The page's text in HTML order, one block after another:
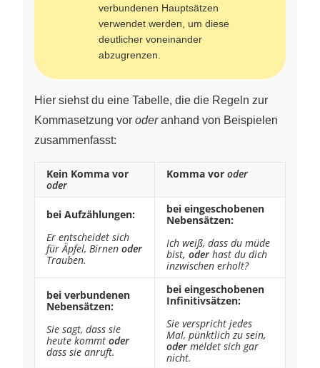
verbundenen Hauptsätzen
verwendet werden, um diese
deutlicher voneinander
abzugrenzen.
Hier siehst du eine Tabelle, die die Regeln zur
Kommasetzung vor oderanhand von Beispielen
zusammenfasst:
Kein Komma vor
oder
Komma vor oder
bei Aufzählungen:
Er entscheidet sich
für Äpfel, Birnen oder
Trauben.
bei eingeschobenen
Nebensätzen:
Ich weiß, dass du müde
bist, oder hast du dich
inzwischen erholt?
bei verbundenen
Nebensätzen:
Sie sagt, dass sie
heute kommt oder
dass sie anruft.
bei eingeschobenen
Infinitivsätzen:
Sie verspricht jedes
Mal, pünktlich zu sein,
oder meldet sich gar
nicht.